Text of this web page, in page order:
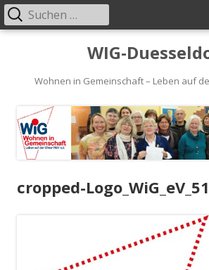
WIG-
Wohnen in Gemeinschaft – Leben auf
Primäres
Suchen
nach:
cropped-